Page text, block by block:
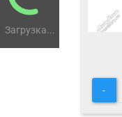
Загрузка...
-